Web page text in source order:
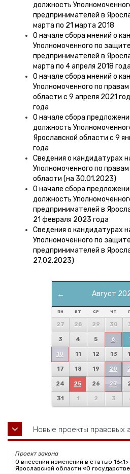
должность
предпринимателей в
марта по 21 марта 2018
О начале сбора мнений о
Уполномоченного по
предпринимателей в
марта по 4 апреля 2018 года
О начале сбора мнений о
Уполномоченного по
области с 9 апреля 2021
года
О начале сбора
должность
Ярославской области c 9
года
Сведения о кандидатурах
Уполномоченного по
области (на 30.01.2023)
О начале сбора
должность
предпринимателей в
21 февраля 2023 года
Сведения о кандидатурах
Уполномоченного по
предпринимателей в
27.02.2023)
← Август
ПН ВТ СР ЧТ
27 28 29 30
3 4 5 6
10 11 12 13
17 18 19 20
24 25 26 27
31 1 2 3
Новые проекты правовых
Проект закона
О внесении изменений в статью
Ярославской области «О